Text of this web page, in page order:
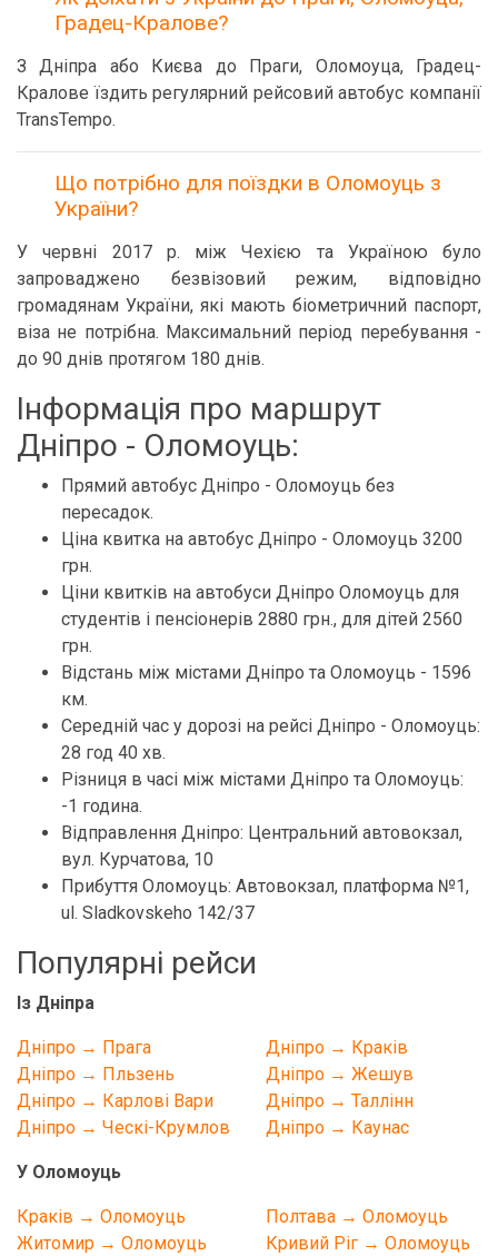
Градец-Кралове?
З Дніпра або Києва до Праги, Оломоуца, Градец-
Кралове їздить регулярний рейсовий автобус компанії
TransTempo.
Що потрібно для поїздки в Оломоуць з
України?
У червні 2017 р. між Чехією та Україною було
запроваджено безвізовий режим, відповідно
громадянам України, які мають біометричний паспорт,
віза не потрібна. Максимальний період перебування -
до 90 днів протягом 180 днів.
Інформація про маршрут
Дніпро - Оломоуць:
Прямий автобус Дніпро - Оломоуць без
пересадок.
Ціна квитка на автобус Дніпро - Оломоуць 3200
грн.
Ціни квитків на автобуси Дніпро Оломоуць для
студентів і пенсіонерів 2880 грн., для дітей 2560
грн.
Відстань між містами Дніпро та Оломоуць - 1596
км.
Середній час у дорозі на рейсі Дніпро - Оломоуць:
28 год 40 хв.
Різниця в часі між містами Дніпро та Оломоуць:
-1 година.
Відправлення Дніпро: Центральний автовокзал,
вул. Курчатова, 10
Прибуття Оломоуць: Автовокзал, платформа №1,
ul. Sladkovskeho 142/37
Популярні рейси
Із Дніпра
Дніпро → Прага
Дніпро → Пльзень
Дніпро → Карлові Вари
Дніпро → Ческі-Крумлов
Дніпро → Краків
Дніпро → Жешув
Дніпро → Таллінн
Дніпро → Каунас
У Оломоуць
Краків → Оломоуць
Житомир → Оломоуць
Полтава → Оломоуць
Кривий Ріг → Оломоуць